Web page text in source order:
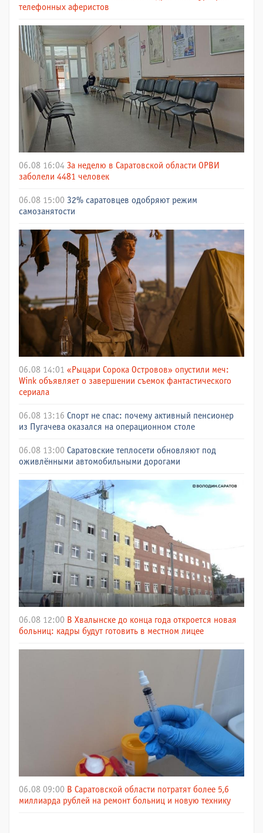
телефонных аферистов
06.08 16:04 За неделю в Саратовской области ОРВИ
заболели 4481 человек
06.08 15:00 32% саратовцев одобряют режим
самозанятости
06.08 14:01 «Рыцари Сорока Островов» опустили меч:
Wink объявляет о завершении съемок фантастического
сериала
06.08 13:16 Спорт не спас: почему активный пенсионер
из Пугачева оказался на операционном столе
06.08 13:00 Саратовские теплосети обновляют под
оживлёнными автомобильными дорогами
06.08 12:00 В Хвалынске до конца года откроется новая
больниц: кадры будут готовить в местном лицее
06.08 09:00 В Саратовской области потратят более 5,6
миллиарда рублей на ремонт больниц и новую технику